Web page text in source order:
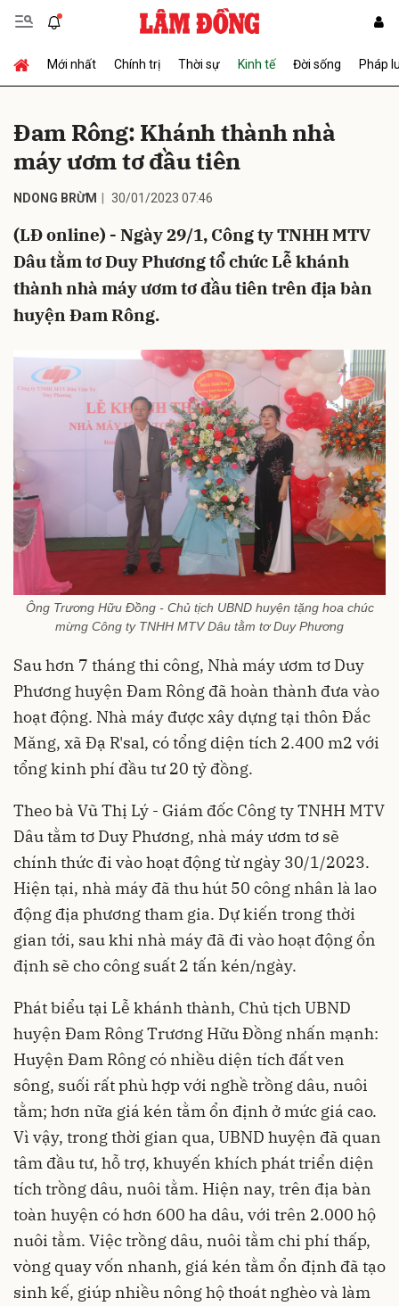
Mới nhất Chính trị Thời sự Kinh tế Đời sống Pháp
Đam Rông: Khánh thành nhà
máy ươm tơ đầu tiên
NDONG BRỪM 30/01/2023 07:46
(LĐ online) - Ngày 29/1, Công ty TNHH MTV
Dâu tằm tơ Duy Phương tổ chức Lễ khánh
thành nhà máy ươm tơ đầu tiên trên địa bàn
huyện Đam Rông.
Ông Trương Hữu Đồng - Chủ tịch UBND huyện tặng hoa chúc
mừng Công ty TNHH MTV Dâu tằm tơ Duy Phương
Sau hơn 7 tháng thi công, Nhà máy ươm tơ Duy
Phương huyện Đam Rông đã hoàn thành đưa vào
hoạt động. Nhà máy được xây dựng tại thôn Đắc
Măng, xã Đạ R'sal, có tổng diện tích 2.400 m2 với
tổng kinh phí đầu tư 20 tỷ đồng.
Theo bà Vũ Thị Lý - Giám đốc Công ty TNHH MTV
Dâu tằm tơ Duy Phương, nhà máy ươm tơ sẽ
chính thức đi vào hoạt động từ ngày 30/1/2023.
Hiện tại, nhà máy đã thu hút 50 công nhân là lao
động địa phương tham gia. Dự kiến trong thời
gian tới, sau khi nhà máy đã đi vào hoạt động ổn
định sẽ cho công suất 2 tấn kén/ngày.
Phát biểu tại Lễ khánh thành, Chủ tịch UBND
huyện Đam Rông Trương Hữu Đồng nhấn mạnh:
Huyện Đam Rông có nhiều diện tích đất ven
sông, suối rất phù hợp với nghề trồng dâu, nuôi
tằm; hơn nữa giá kén tằm ổn định ở mức giá cao.
Vì vậy, trong thời gian qua, UBND huyện đã quan
tâm đầu tư, hỗ trợ, khuyến khích phát triển diện
tích trồng dâu, nuôi tằm. Hiện nay, trên địa bàn
toàn huyện có hơn 600 ha dâu, với trên 2.000 hộ
nuôi tằm. Việc trồng dâu, nuôi tằm chi phí thấp,
vòng quay vốn nhanh, giá kén tằm ổn định đã tạo
sinh kế, giúp nhiều nông hộ thoát nghèo và làm
Gửi bình luận
Hủy Gửi